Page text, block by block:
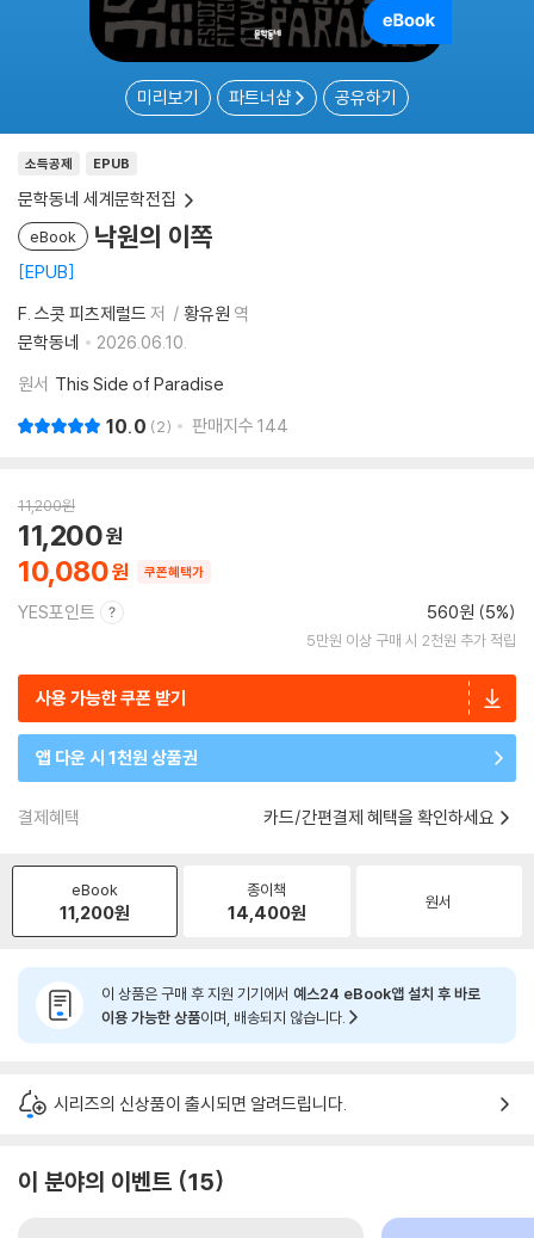
미리보기 파트너샵 공유하기
소득공제 EPUB
문학동네 세계문학전집
eBook 낙원의 이쪽
EPUB
F. 스콧 피츠제럴드 저 황유원 역
문학동네
2026.06.10.
원서 This Side of Paradise
10.0 2 판매지수 144
11,200원
10,080
11,200
쿠폰혜택가
YES포인트 560원 (5%)
5만원 이상 구매 시 2천원 추가 적립
사용 가능한 쿠폰 받기
앱 다운 시 1천원 상품권
결제혜택 카드/간편결제 혜택을 확인하세요
eBook
11,200원
종이책
14,400원 원서
이 상품은 구매 후 지원 기기에서 예스24 eBook앱 설치 후 바로
이용 가능한 상품이며, 배송되지 않습니다.
시리즈의 신상품이 출시되면 알려드립니다.
이 분야의 이벤트 15